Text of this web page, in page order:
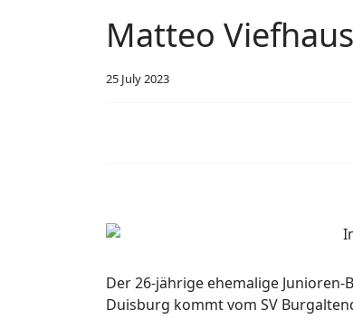
Matteo
25 July 2023
Der 26-jährige ehemalige
Duisburg kommt vom SV